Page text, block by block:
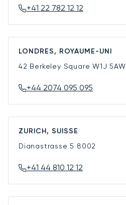
+41 22 782 12 12
LONDRES, ROYAUME-UNI
42 Berkeley SquareW1J 5AW
+44 2074 095 095
ZURICH, SUISSE
Dianastrasse 5 8002
+41 44 810 12 12